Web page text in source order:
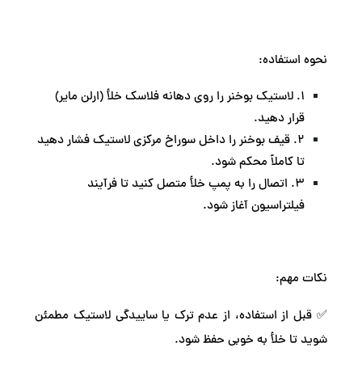
نحوه استفاده:
1. لاستیک بوخنر را روی دهانه فلاسک خلأ (ارلن مایر)
قرار دهید.
2. قیف بوخنر را داخل سوراخ مرکزی لاستیک فشار دهید
تا کاملاً محکم شود.
3. اتصال را به پمپ خلأ متصل کنید تا فرآیند
فیلتراسیون آغاز شود.
نکات مهم:
✅ قبل از استفاده، از عدم ترک یا ساییدگی لاستیک مطمئن
شوید تا خلأ به خوبی حفظ شود.